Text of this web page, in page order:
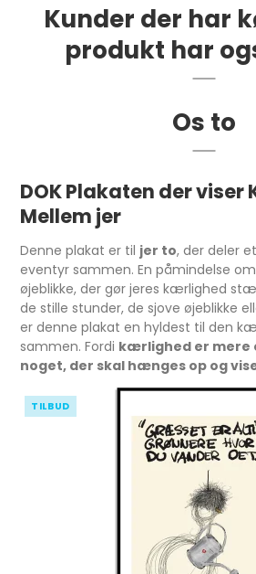
Kunder der har
produkt har
Os to
DOK Plakaten der
Mellem jer
Denne plakat er til jer to, der deler
eventyr sammen. En påmindelse
øjeblikke, der gør jeres kærlighed
de stille stunder, de sjove øjeblikke
er denne plakat en hyldest til den
sammen. Fordi kærlighed er mere
noget, der skal hænges op og
TILBUD